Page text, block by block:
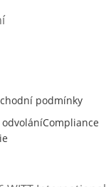
podmínky
odvoláníCompliance